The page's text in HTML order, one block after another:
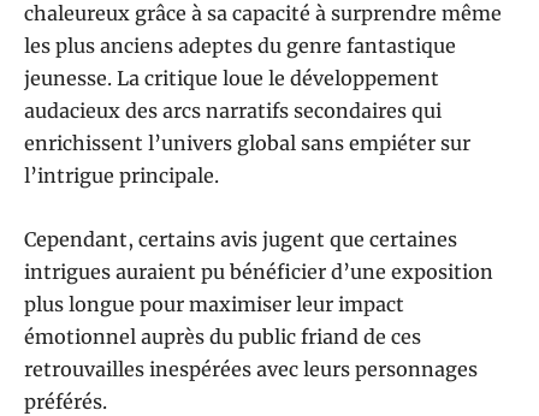
chaleureux grâce à sa capacité à surprendre même
les plus anciens adeptes du genre fantastique
jeunesse. La critique loue le développement
audacieux des arcs narratifs secondaires qui
enrichissent l’univers global sans empiéter sur
l’intrigue principale.
Cependant, certains avis jugent que certaines
intrigues auraient pu bénéficier d’une exposition
plus longue pour maximiser leur impact
émotionnel auprès du public friand de ces
retrouvailles inespérées avec leurs personnages
préférés.